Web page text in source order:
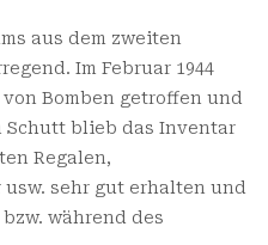
aus dem zweiten
Im Februar 1944
Bomben getroffen und
Schutt blieb das Inventar
Regalen,
sehr gut erhalten und
während des